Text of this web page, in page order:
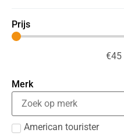
Prijs
€45
Merk
American tourister